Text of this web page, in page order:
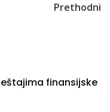
Prethodni
finansijske